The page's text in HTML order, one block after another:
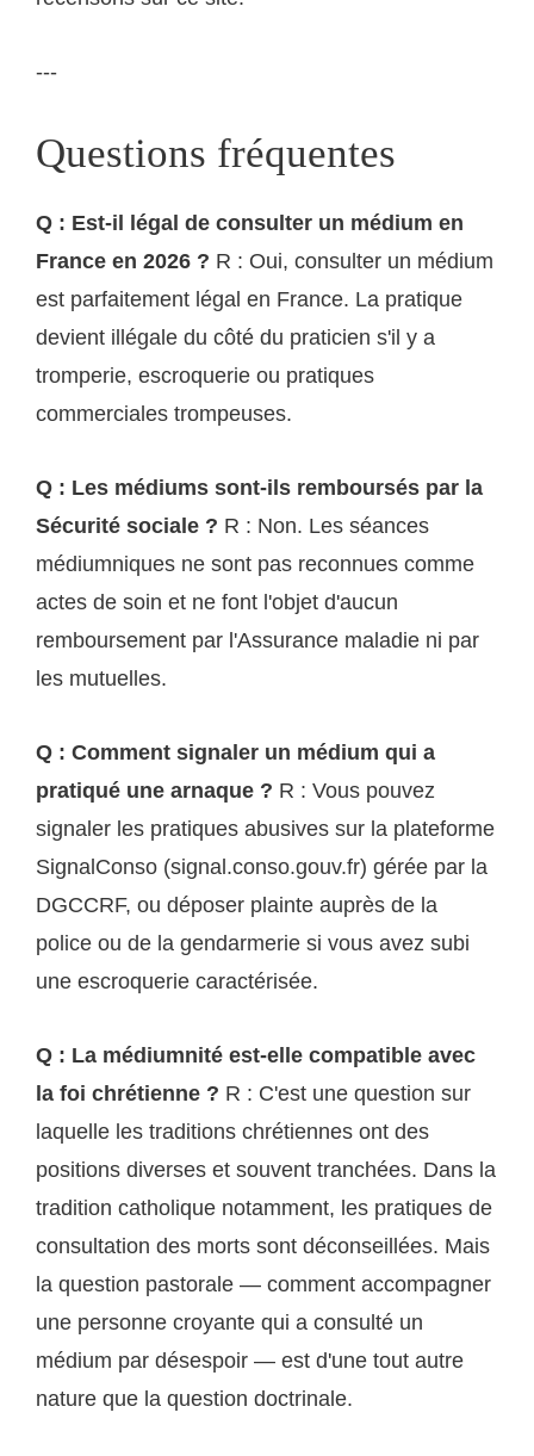
---
Questions fréquentes
Q : Est-il légal de consulter un médium en
France en 2026 ? R : Oui, consulter un médium
est parfaitement légal en France. La pratique
devient illégale du côté du praticien s'il y a
tromperie, escroquerie ou pratiques
commerciales trompeuses.
Q : Les médiums sont-ils remboursés par la
Sécurité sociale ? R : Non. Les séances
médiumniques ne sont pas reconnues comme
actes de soin et ne font l'objet d'aucun
remboursement par l'Assurance maladie ni par
les mutuelles.
Q : Comment signaler un médium qui a
pratiqué une arnaque ? R : Vous pouvez
signaler les pratiques abusives sur la plateforme
SignalConso (signal.conso.gouv.fr) gérée par la
DGCCRF, ou déposer plainte auprès de la
police ou de la gendarmerie si vous avez subi
une escroquerie caractérisée.
Q : La médiumnité est-elle compatible avec
la foi chrétienne ? R : C'est une question sur
laquelle les traditions chrétiennes ont des
positions diverses et souvent tranchées. Dans la
tradition catholique notamment, les pratiques de
consultation des morts sont déconseillées. Mais
la question pastorale — comment accompagner
une personne croyante qui a consulté un
médium par désespoir — est d'une tout autre
nature que la question doctrinale.